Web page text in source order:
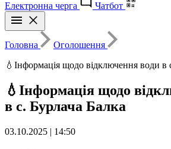
Електронна черга
Чатбот
Головна
Оголошення
💧Інформація щодо відключення води в
💧Інформація щодо
в с. Бурлача Балка
03.10.2025 | 14:50